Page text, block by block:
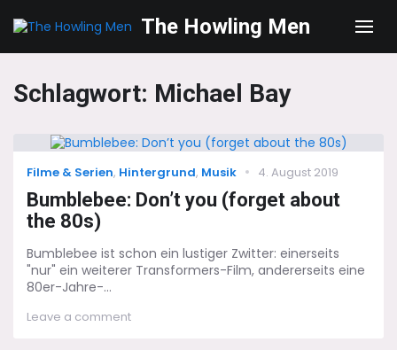
The Howling Men
Schlagwort: Michael Bay
Categories
Filme & Serien, Hintergrund, Musik
Posted
4. August 2019
Bumblebee: Don’t you (forget about
the 80s)
Bumblebee ist schon ein lustiger Zwitter: einerseits
"nur" ein weiterer Transformers-Film, andererseits eine
80er-Jahre-...
Leave a commenton